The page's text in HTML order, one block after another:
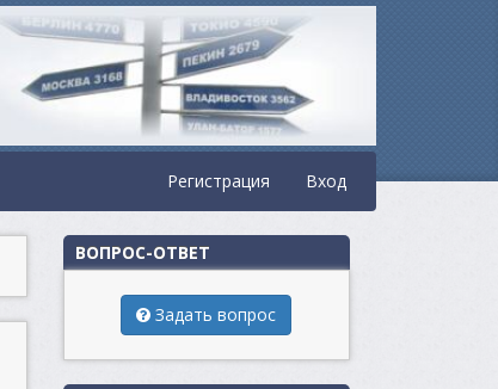
Регистрация Вход
ВОПРОС-ОТВЕТ
Задать вопрос